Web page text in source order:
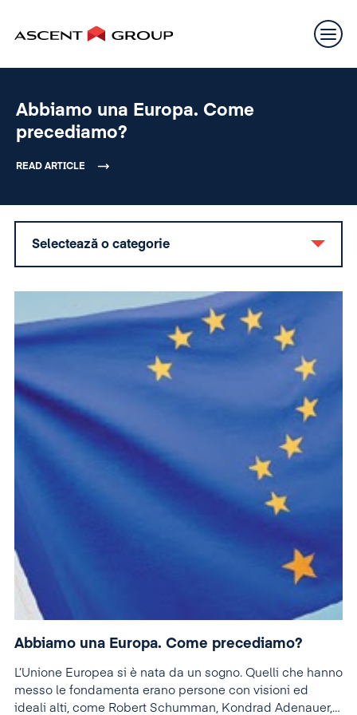
Abbiamo una Europa. Come
precediamo?
READ ARTICLE
Selectează o categorie
Abbiamo una Europa. Come precediamo?
L’Unione Europea si è nata da un sogno. Quelli che hanno
messo le fondamenta erano persone con visioni ed
ideali alti, come Robert Schumman, Kondrad Adenauer,